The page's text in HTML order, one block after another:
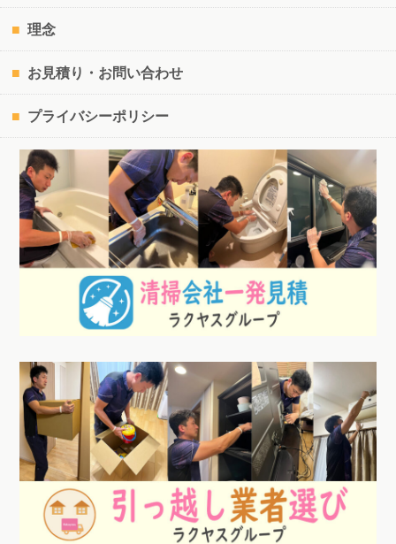
理念
お見積り・お問い合わせ
プライバシーポリシー